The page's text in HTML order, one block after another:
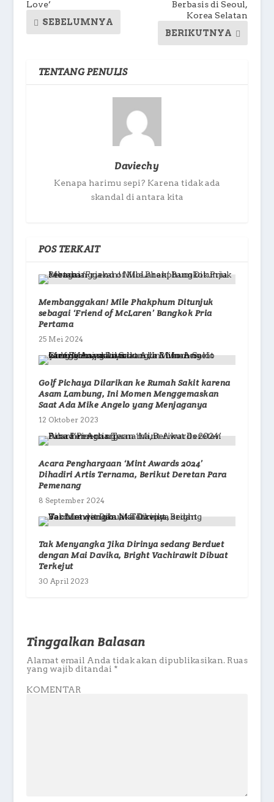
Love’
SEBELUMNYA
Berbasis di Seoul,
Korea Selatan
BERIKUTNYA
TENTANG PENULIS
Daviechy
Kenapa harimu sepi? Karena tidak ada
skandal di antara kita
POS TERKAIT
Membanggakan! Mile Phakphum Ditunjuk
sebagai ‘Friend of McLaren’ Bangkok Pria
Pertama
25 Mei 2024
Golf Pichaya Dilarikan ke Rumah Sakit karena
Asam Lambung, Ini Momen Menggemaskan
Saat Ada Mike Angelo yang Menjaganya
12 Oktober 2023
Acara Penghargaan ‘Mint Awards 2024’
Dihadiri Artis Ternama, Berikut Deretan Para
Pemenang
8 September 2024
Tak Menyangka Jika Dirinya sedang Berduet
dengan Mai Davika, Bright Vachirawit Dibuat
Terkejut
30 April 2023
Tinggalkan Balasan
Alamat email Anda tidak akan dipublikasikan. Ruas
yang wajib ditandai *
KOMENTAR